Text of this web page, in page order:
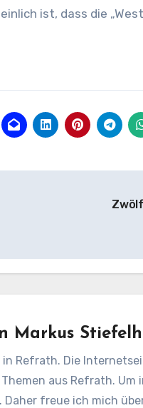
ist, dass die
Markus
Refrath. Die
aus Refrath.
Daher freue ich mich